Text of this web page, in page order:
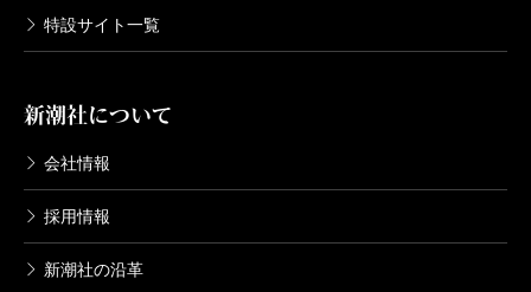
特設サイト一覧
新潮社について
会社情報
採用情報
新潮社の沿革